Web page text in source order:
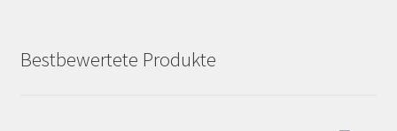
Bestbewertete Produkte